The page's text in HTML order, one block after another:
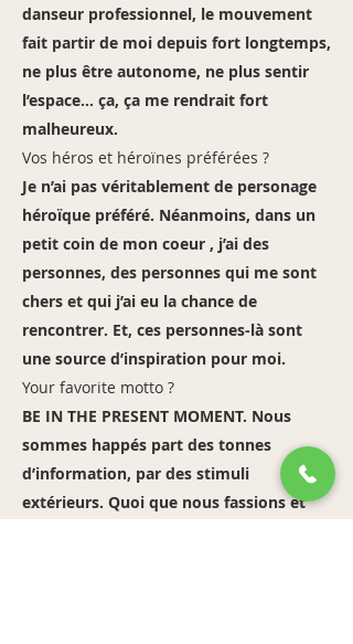
danseur professionnel, le mouvement
fait partir de moi depuis fort longtemps,
ne plus être autonome, ne plus sentir
l’espace… ça, ça me rendrait fort
malheureux.
Vos héros et héroïnes préférées ?
Je n’ai pas véritablement de personage
héroïque préféré. Néanmoins, dans un
petit coin de mon coeur , j’ai des
personnes, des personnes qui me sont
chers et qui j’ai eu la chance de
rencontrer. Et, ces personnes-là sont
une source d’inspiration pour moi.
Your favorite motto ?
BE IN THE PRESENT MOMENT. Nous
sommes happés part des tonnes
d’information, par des stimuli
extérieurs. Quoi que nous fassions et